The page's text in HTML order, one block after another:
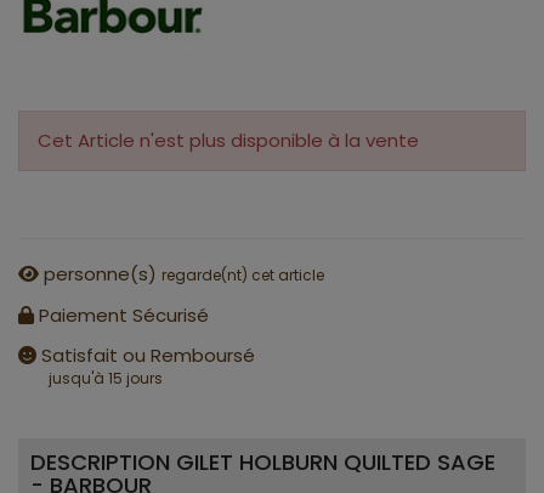
Cet Article n'est plus disponible à la vente
personne(s) regarde(nt) cet article
Paiement Sécurisé
Satisfait ou Remboursé
jusqu'à 15 jours
DESCRIPTION GILET HOLBURN QUILTED SAGE
- BARBOUR